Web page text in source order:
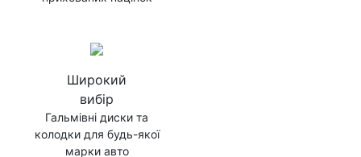
Широкий
вибір
Гальмівні диски та
колодки для будь-якої
марки авто